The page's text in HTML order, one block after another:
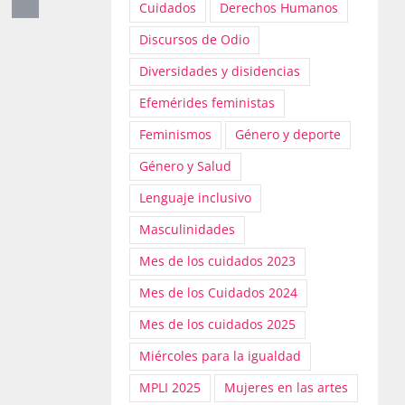
Cuidados
Derechos Humanos
Discursos de Odio
Diversidades y disidencias
Efemérides feministas
Feminismos
Género y deporte
Género y Salud
Lenguaje inclusivo
Masculinidades
Mes de los cuidados 2023
Mes de los Cuidados 2024
Mes de los cuidados 2025
Miércoles para la igualdad
MPLI 2025
Mujeres en las artes